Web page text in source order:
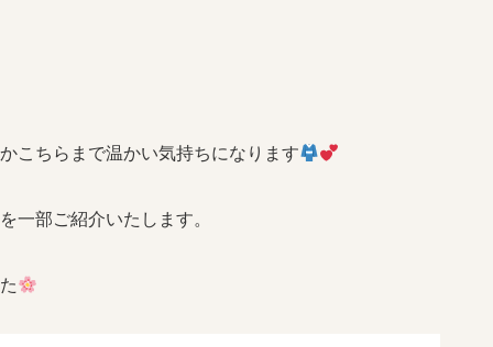
こちらまで温かい気持ちになります
一部ご紹介いたします。